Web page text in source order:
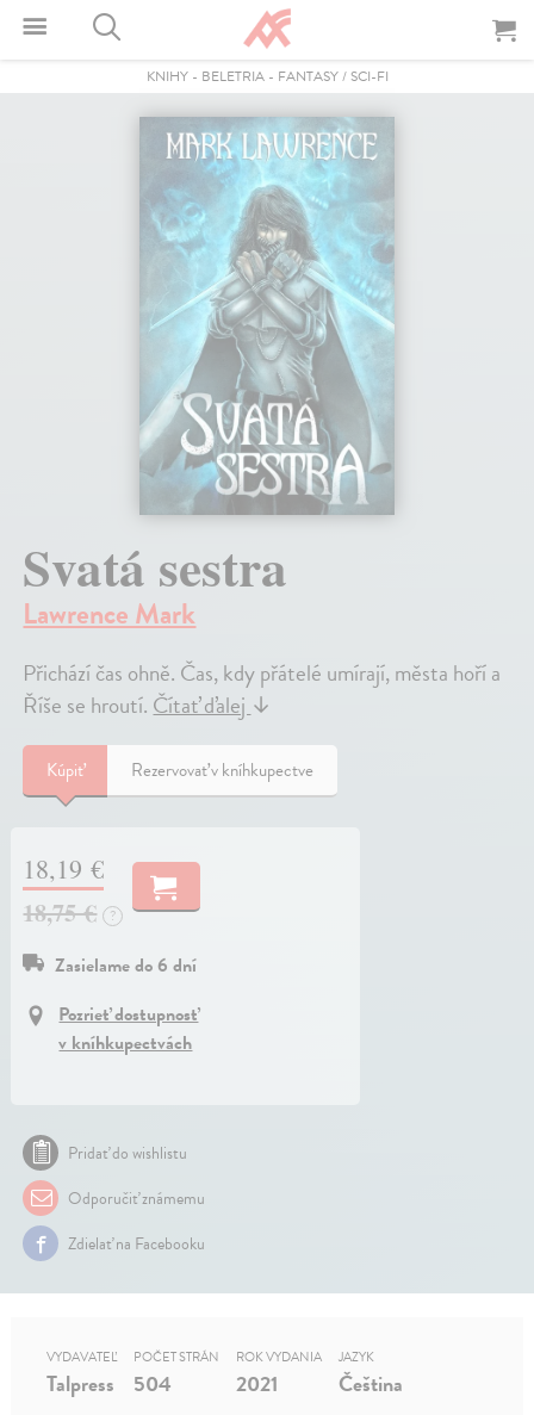
KNIHY- BELETRIA- FANTASY / SCI-FI
Svatá sestra
Lawrence Mark
Přichází čas ohně. Čas, kdy přátelé umírají, města hoří a
Říše se hroutí.Čítať ďalej↓
Kúpiť Rezervovať v kníhkupectve
18,19 €
18,75 €
?
Zasielame do 6 dní
Pozrieť dostupnosť
v kníhkupectvách
Pridať do wishlistu
Odporučiť známemu
Zdielať na Facebooku
VYDAVATEĽ
Talpress
POČET STRÁN
504
ROK VYDANIA
2021
JAZYK
Čeština